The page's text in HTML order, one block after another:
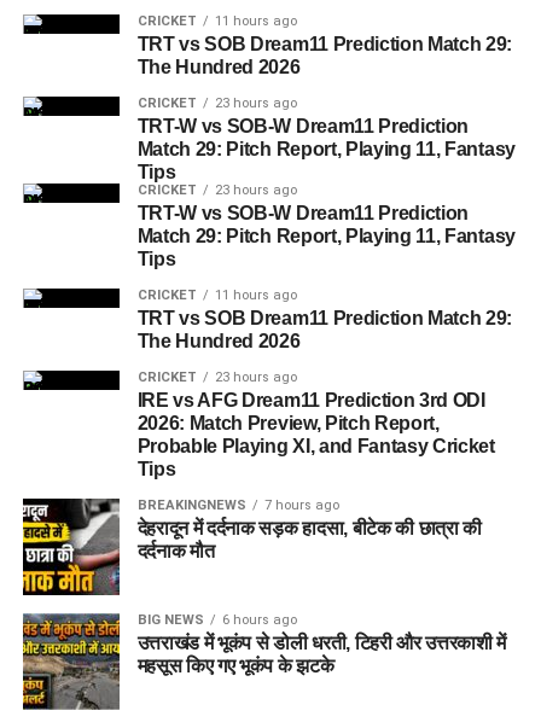
CRICKET 11 hours ago
TRT vs SOB Dream11 Prediction Match 29:
The Hundred 2026
CRICKET 23 hours ago
TRT-W vs SOB-W Dream11 Prediction
Match 29: Pitch Report, Playing 11, Fantasy
Tips
CRICKET 23 hours ago
TRT-W vs SOB-W Dream11 Prediction
Match 29: Pitch Report, Playing 11, Fantasy
Tips
CRICKET 11 hours ago
TRT vs SOB Dream11 Prediction Match 29:
The Hundred 2026
CRICKET 23 hours ago
IRE vs AFG Dream11 Prediction 3rd ODI
2026: Match Preview, Pitch Report,
Probable Playing XI, and Fantasy Cricket
Tips
BREAKINGNEWS 7 hours ago
देहरादून में दर्दनाक सड़क हादसा, बीटेक की छात्रा की
दर्दनाक मौत
BIG NEWS 6 hours ago
उत्तराखंड में भूकंप से डोली धरती, टिहरी और उत्तरकाशी में
महसूस किए गए भूकंप के झटके